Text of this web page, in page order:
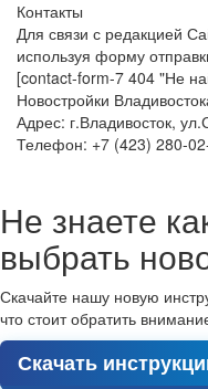
Контакты
Для связи с редакцией
используя форму
[contact-form-7 404 "Не
Новостройки
Адрес: г.Владивосток,
Телефон: +7 (423) 280-
Не знаете
выбрать
Скачайте нашу новую
что стоит обратить
Скачать